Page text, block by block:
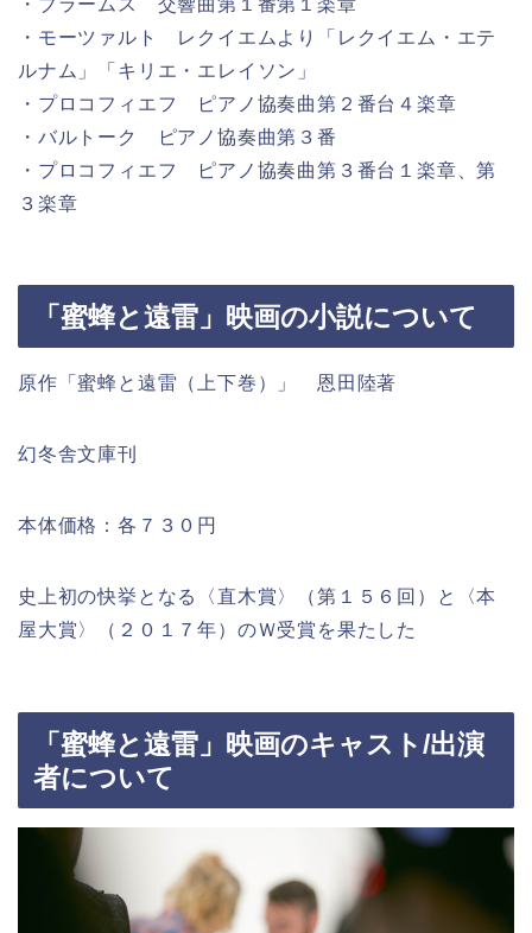
・ブラームス 交響曲第１番第１楽章
・モーツァルト レクイエムより「レクイエム・エテ
ルナム」「キリエ・エレイソン」
・プロコフィエフ ピアノ協奏曲第２番台４楽章
・バルトーク ピアノ協奏曲第３番
・プロコフィエフ ピアノ協奏曲第３番台１楽章、第
３楽章
「蜜蜂と遠雷」映画の小説について
原作「蜜蜂と遠雷（上下巻）」 恩田陸著
幻冬舎文庫刊
本体価格：各７３０円
史上初の快挙となる〈直木賞〉（第１５６回）と〈本
屋大賞〉（２０１７年）のＷ受賞を果たした
「蜜蜂と遠雷」映画のキャスト/出演
者について